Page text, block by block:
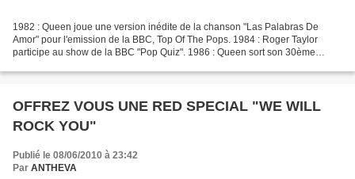
1982 : Queen joue une version inédite de la chanson "Las Palabras De
Amor" pour l'emission de la BBC, Top Of The Pops. 1984 : Roger Taylor
participe au show de la BBC "Pop Quiz". 1986 : Queen sort son 30ème
OFFREZ VOUS UNE RED SPECIAL "WE WILL
ROCK YOU"
Publié le 08/06/2010 à 23:42
Par ANTHEVA